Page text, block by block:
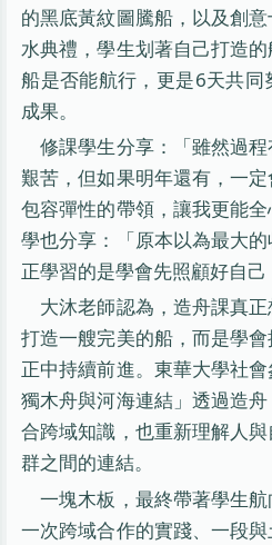
的黑底黃紋圖騰船，以及創
水典禮，學生划著自己打造
船是否能航行，更是6天共
成果。
修課學生分享：「雖然過
艱苦，但如果明年還有，一
包容彈性的帶領，讓我更能
學也分享：「原本以為最大
正學習的是學會先照顧好自己
大沐老師認為，造舟課真
打造一艘完美的船，而是學
正中持續前進。東華大學社
獨木舟與河海連結」透過造
合跨域知識，也重新理解人
群之間的連結。
一塊木板，最終帶著學生
一次跨域合作的實踐、一段